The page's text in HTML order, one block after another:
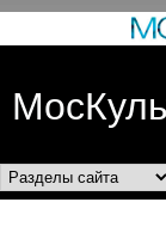
Разделы